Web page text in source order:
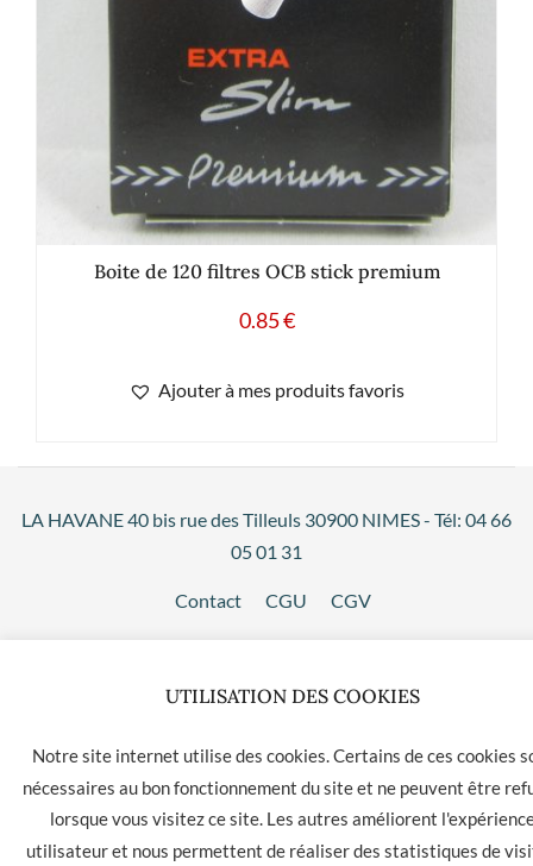
Boite de 120 filtres OCB stick premium
0.85€
Ajouter à mes produits favoris
LA HAVANE 40 bis rue des Tilleuls 30900 NIMES - Tél: 04 66
05 01 31
Contact CGU CGV
UTILISATION DES COOKIES
Notre site internet utilise des cookies. Certains de ces cookies
nécessaires au bon fonctionnement du site et ne peuvent être
lorsque vous visitez ce site. Les autres améliorent
utilisateur et nous permettent de réaliser des statistiques de